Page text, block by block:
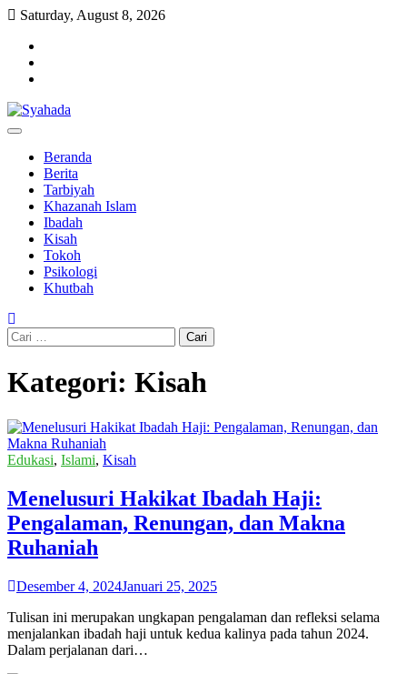
Skip
content
Saturday, August 8, 2026
Beranda
Berita
Tarbiyah
Khazanah Islam
Ibadah
Kisah
Tokoh
Psikologi
Khutbah
Cari
untuk:
Kategori: Kisah
Edukasi, Islami, Kisah
Menelusuri Hakikat Ibadah Haji:
Pengalaman, Renungan, dan Makna
Ruhaniah
Desember 4, 2024Januari 25, 2025
Tulisan ini merupakan ungkapan pengalaman dan refleksi selama
menjalankan ibadah haji untuk kedua kalinya pada tahun 2024.
Dalam perjalanan dari…